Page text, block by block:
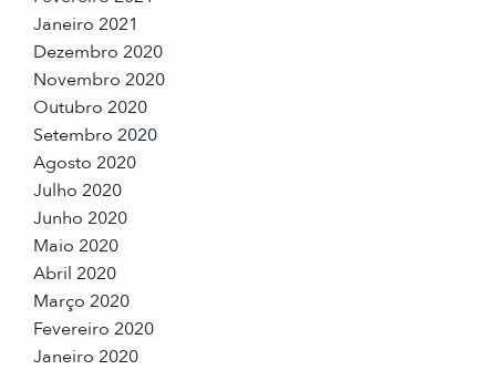
Janeiro 2021
Dezembro 2020
Novembro 2020
Outubro 2020
Setembro 2020
Agosto 2020
Julho 2020
Junho 2020
Maio 2020
Abril 2020
Março 2020
Fevereiro 2020
Janeiro 2020